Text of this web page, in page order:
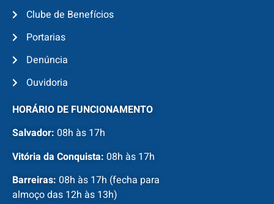
Clube de Benefícios
Portarias
Denúncia
Ouvidoria
HORÁRIO DE FUNCIONAMENTO
Salvador: 08h às 17h
Vitória da Conquista: 08h às 17h
Barreiras: 08h às 17h (fecha para
almoço das 12h às 13h)